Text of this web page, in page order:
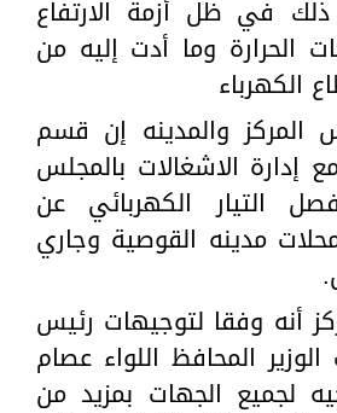
ذلك في ظل أزمة الارتفاع
الحرارة وما أدت إليه من
الكهرباء
المركز والمدينه إن قسم
مع إدارة الاشغالات بالمجلس
التيار الكهربائي عن
مدينه القوصية وجاري
أنه وفقا لتوجيهات رئيس
الوزير المحافظ اللواء عصام
لجميع الجهات بمزيد من